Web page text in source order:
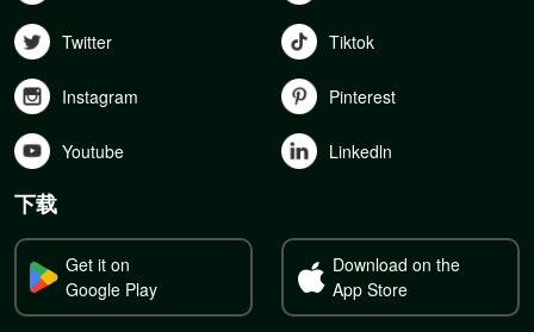
Twitter Tiktok
Instagram Pinterest
Youtube Linkedln
下载
Get it on
Google Play
Download on the
App Store